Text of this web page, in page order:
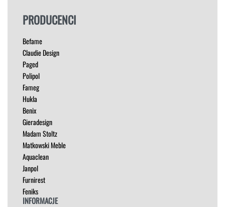
HOKERY
ŁÓŻKA
MEBLE RTV
NAROŻNIKI
OUTLET
PUFY
SOFY
STOLIKI
STOŁY
SZAFKI I KOMODY
PRODUCENCI
Befame
Claudie Design
Paged
Polipol
Fameg
Hukla
Benix
Gieradesign
Madam Stoltz
Matkowski Meble
Aquaclean
Janpol
Furnirest
Feniks
INFORMACJE